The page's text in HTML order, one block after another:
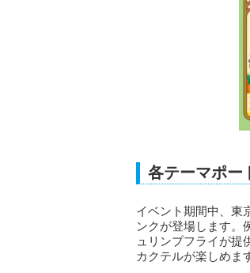
各テーマポー
イベント期間中、東
ンクが登場します。
ュリンプフライが提
カクテルが楽しめま